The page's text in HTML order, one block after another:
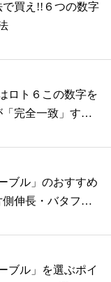
で買え!!６つの数字
ロト６この数字を
完全一致」する
ブル」のおすすめ
伸長・バタフラ
ブル」を選ぶポイ